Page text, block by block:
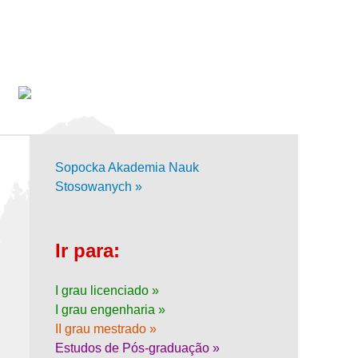
Sopocka Akademia Nauk
Stosowanych »
Ir para:
I grau licenciado »
I grau engenharia »
II grau mestrado »
Estudos de Pós-graduação »